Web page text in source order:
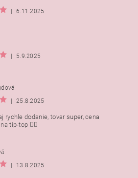
|
6.11.2025
|
5.9.2025
|
25.8.2025
rychle dodanie, tovar super, cena
tip-top 👍🏻
|
13.8.2025